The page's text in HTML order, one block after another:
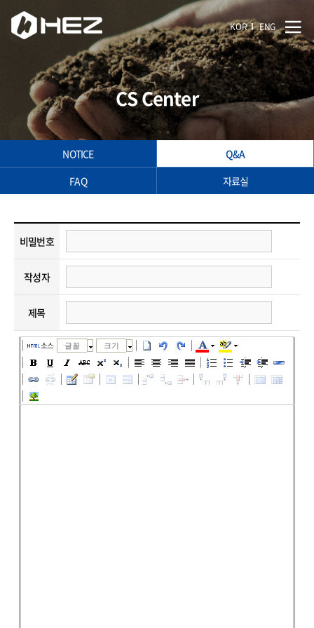
KOR ENG
CS Center
NOTICE
Q&A
FAQ
자료실
비밀번호
작성자
제목
소스 글꼴 크기